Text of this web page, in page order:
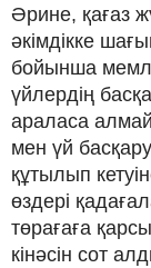
Әрине, қағаз
әкімдікке
бойынша
үйлердің
араласа
мен үй
құтылып
өздері
төрағаға
кінәсін сот